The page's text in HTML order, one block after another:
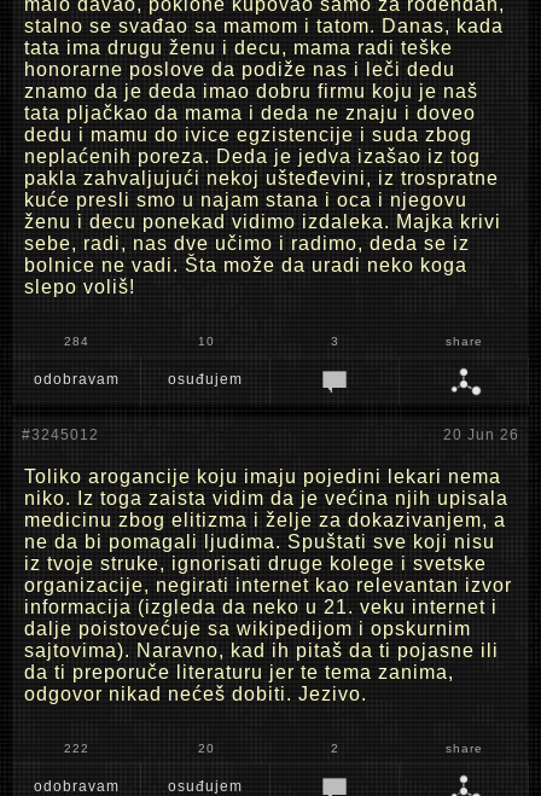
malo davao, poklone kupovao samo za rođendan,
stalno se svađao sa mamom i tatom. Danas, kada
tata ima drugu ženu i decu, mama radi teške
honorarne poslove da podiže nas i leči dedu
znamo da je deda imao dobru firmu koju je naš
tata pljačkao da mama i deda ne znaju i doveo
dedu i mamu do ivice egzistencije i suda zbog
neplaćenih poreza. Deda je jedva izašao iz tog
pakla zahvaljujući nekoj ušteđevini, iz trospratne
kuće presli smo u najam stana i oca i njegovu
ženu i decu ponekad vidimo izdaleka. Majka krivi
sebe, radi, nas dve učimo i radimo, deda se iz
bolnice ne vadi. Šta može da uradi neko koga
slepo voliš!
284 10 3 share
odobravam osuđujem
#3245012 20 Jun 26
Toliko arogancije koju imaju pojedini lekari nema
niko. Iz toga zaista vidim da je većina njih upisala
medicinu zbog elitizma i želje za dokazivanjem, a
ne da bi pomagali ljudima. Spuštati sve koji nisu
iz tvoje struke, ignorisati druge kolege i svetske
organizacije, negirati internet kao relevantan izvor
informacija (izgleda da neko u 21. veku internet i
dalje poistovećuje sa wikipedijom i opskurnim
sajtovima). Naravno, kad ih pitaš da ti pojasne ili
da ti preporuče literaturu jer te tema zanima,
odgovor nikad nećeš dobiti. Jezivo.
222 20 2 share
odobravam osuđujem